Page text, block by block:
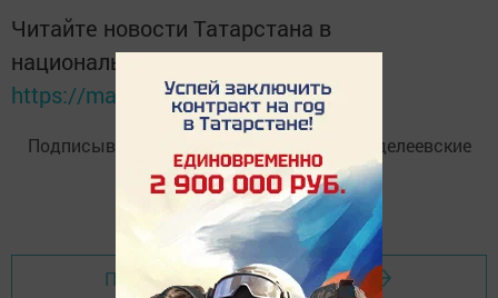
Читайте новости Татарстана в
национальном мессенджере MАХ:
https://max.ru/tatmedia
Подписывайтесь на
«Менделеевские
новости»
Перейти на страницу новости